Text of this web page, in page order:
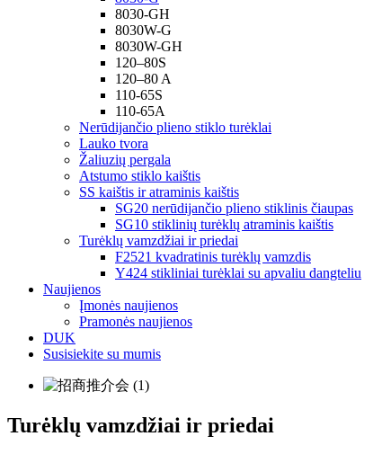
8030-GH
8030W-G
8030W-GH
120–80S
120–80 A
110-65S
110-65A
Nerūdijančio plieno stiklo turėklai
Lauko tvora
Žaliuzių pergala
Atstumo stiklo kaištis
SS kaištis ir atraminis kaištis
SG20 nerūdijančio plieno stiklinis čiaupas
SG10 stiklinių turėklų atraminis kaištis
Turėklų vamzdžiai ir priedai
F2521 kvadratinis turėklų vamzdis
Y424 stikliniai turėklai su apvaliu dangteliu
Naujienos
Įmonės naujienos
Pramonės naujienos
DUK
Susisiekite su mumis
Turėklų vamzdžiai ir priedai